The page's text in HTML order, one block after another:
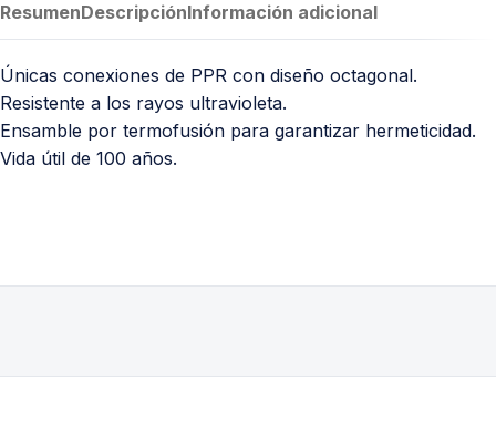
ResumenDescripciónInformación adicional
Únicas conexiones de PPR con diseño octagonal.
Resistente a los rayos ultravioleta.
Ensamble por termofusión para garantizar hermeticidad.
Vida útil de 100 años.